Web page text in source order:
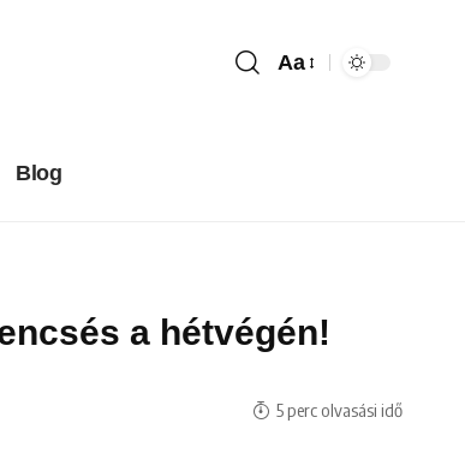
Aa
Blog
a hétvégén!
5 perc olvasási idő